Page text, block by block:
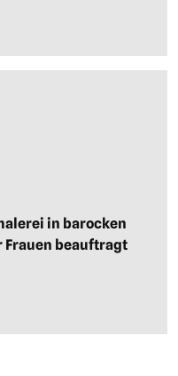
in barocken
Frauen beauftragt